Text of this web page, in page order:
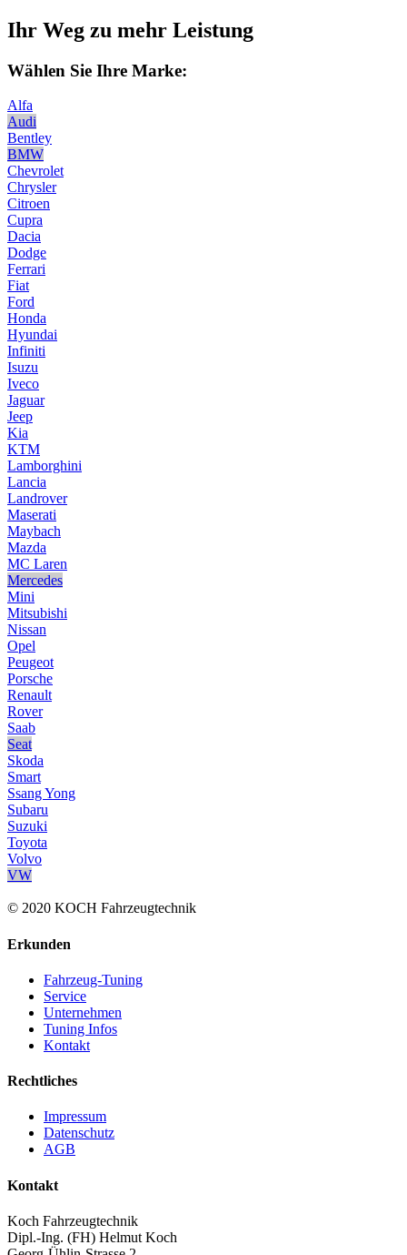
Ihr Weg zu mehr Leistung
Wählen Sie Ihre Marke:
Alfa
Audi
Bentley
BMW
Chevrolet
Chrysler
Citroen
Cupra
Dacia
Dodge
Ferrari
Fiat
Ford
Honda
Hyundai
Infiniti
Isuzu
Iveco
Jaguar
Jeep
Kia
KTM
Lamborghini
Lancia
Landrover
Maserati
Maybach
Mazda
MC Laren
Mercedes
Mini
Mitsubishi
Nissan
Opel
Peugeot
Porsche
Renault
Rover
Saab
Seat
Skoda
Smart
Ssang Yong
Subaru
Suzuki
Toyota
Volvo
VW
© 2020 KOCH Fahrzeugtechnik
Erkunden
Fahrzeug-Tuning
Service
Unternehmen
Tuning Infos
Kontakt
Rechtliches
Impressum
Datenschutz
AGB
Kontakt
Koch Fahrzeugtechnik
Dipl.-Ing. (FH) Helmut Koch